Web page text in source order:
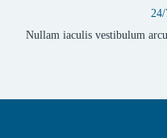
Nullam iaculis vestibulum